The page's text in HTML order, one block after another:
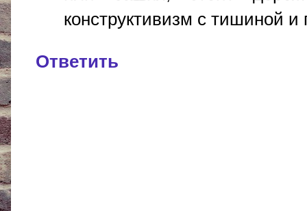
конструктивизм с тишиной и
Ответить